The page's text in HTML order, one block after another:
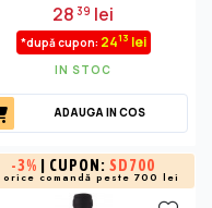
28 39 lei
*după cupon: 2413 lei
IN STOC
ADAUGA IN COS
-3% | CUPON: SD700
comandă peste 700 lei